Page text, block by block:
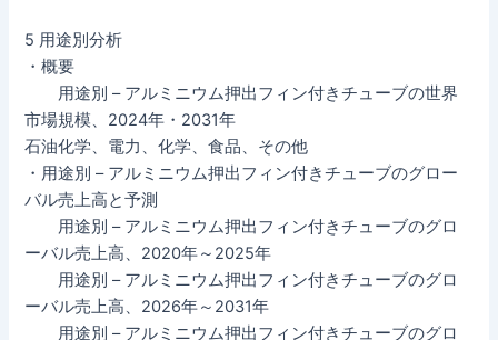
5 用途別分析
・概要
用途別 – アルミニウム押出フィン付きチューブの世界
市場規模、2024年・2031年
石油化学、電力、化学、食品、その他
・用途別 – アルミニウム押出フィン付きチューブのグロー
バル売上高と予測
用途別 – アルミニウム押出フィン付きチューブのグロ
ーバル売上高、2020年～2025年
用途別 – アルミニウム押出フィン付きチューブのグロ
ーバル売上高、2026年～2031年
用途別 – アルミニウム押出フィン付きチューブのグロ